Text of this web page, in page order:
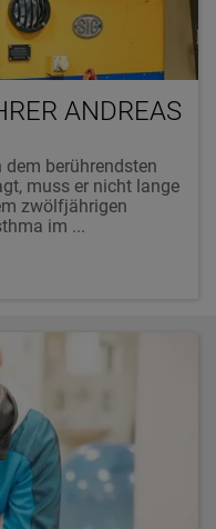
ANDREAS
berührendsten
muss er nicht lange
zwölfjährigen
im ...